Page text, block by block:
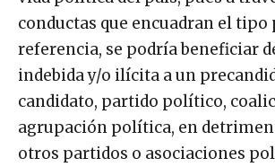
conductas que encuadran el tipo
referencia, se podría beneficiar
indebida y/o ilícita a un
candidato, partido político,
agrupación política, en
otros partidos o asociaciones